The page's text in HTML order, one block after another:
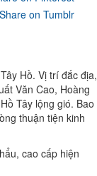
Hồ. Vị trí đắc địa,
Văn Cao, Hoàng
Tây lộng gió. Bao
thuận tiện kinh
cao cấp hiện